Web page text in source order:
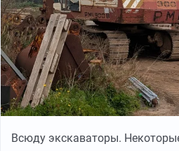
Всюду экскаваторы.